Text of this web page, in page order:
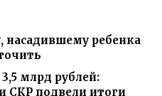
насадившему ребенка
млрд рублей:
СКР подвели итоги